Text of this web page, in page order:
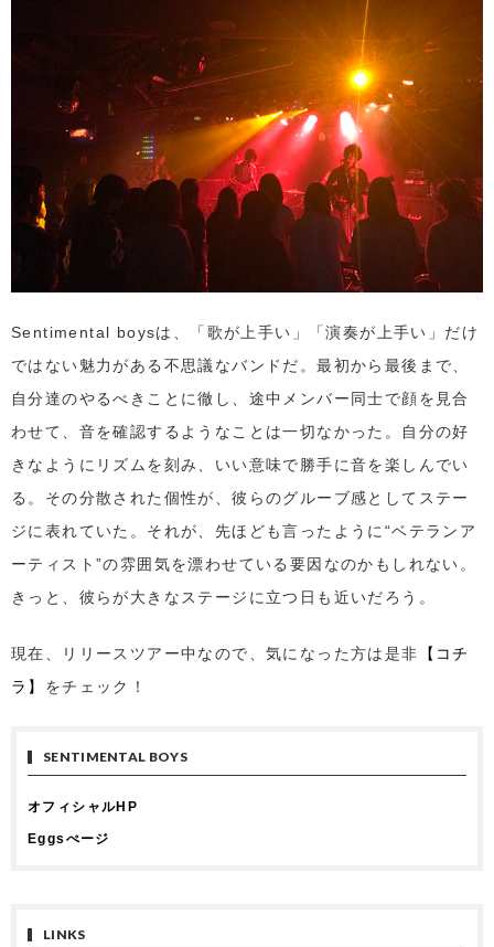
Sentimental boysは、「歌が上手い」「演奏が上手い」だけ
ではない魅力がある不思議なバンドだ。最初から最後まで、
自分達のやるべきことに徹し、途中メンバー同士で顔を見合
わせて、音を確認するようなことは一切なかった。自分の好
きなようにリズムを刻み、いい意味で勝手に音を楽しんでい
る。その分散された個性が、彼らのグルーブ感としてステー
ジに表れていた。それが、先ほども言ったように“ベテランア
ーティスト”の雰囲気を漂わせている要因なのかもしれない。
きっと、彼らが大きなステージに立つ日も近いだろう。
現在、リリースツアー中なので、気になった方は是非
【コチ
ラ】 をチェック！
SENTIMENTAL BOYS
オフィシャルHP
Eggsぺージ
LINKS